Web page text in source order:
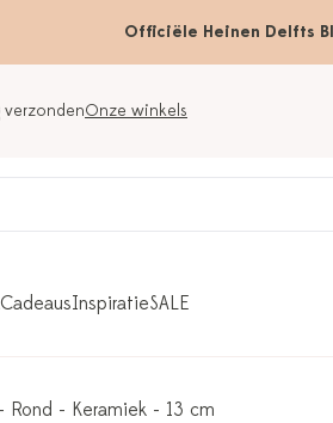
Officiële Heinen Delfts
verzondenOnze winkels
CadeausInspiratieSALE
Rond - Keramiek - 13 cm